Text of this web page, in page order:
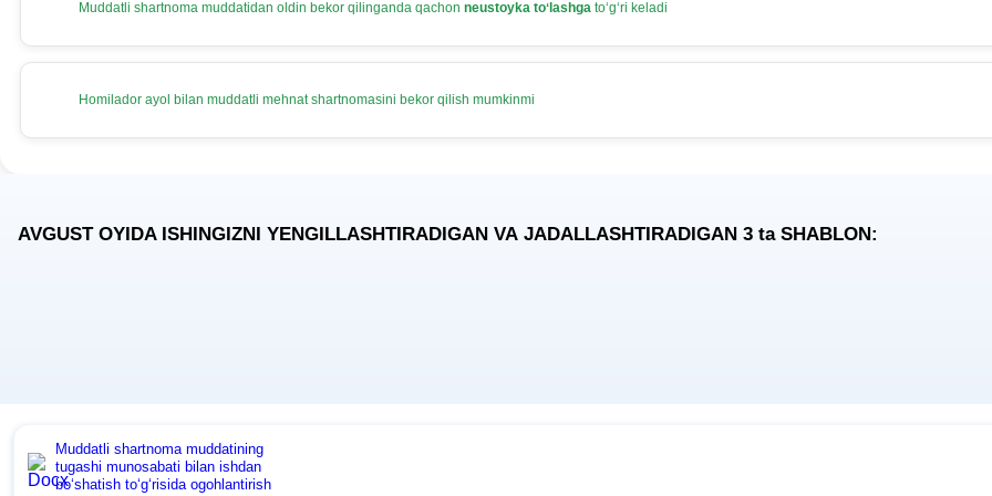
Muddatli shartnoma muddatidan oldin bekor qilinganda qachon neustoyka toʻlashga toʻgʻri keladi
Homilador ayol bilan muddatli mehnat shartnomasini bekor qilish mumkinmi
AVGUST OYIDA ISHINGIZNI YENGILLASHTIRADIGAN VA JADALLASHTIRADIGAN 3 taSHABLON:
Muddatli shartnoma muddatining
tugashi munosabati bilan ishdan
boʻshatish toʻgʻrisida ogohlantirish